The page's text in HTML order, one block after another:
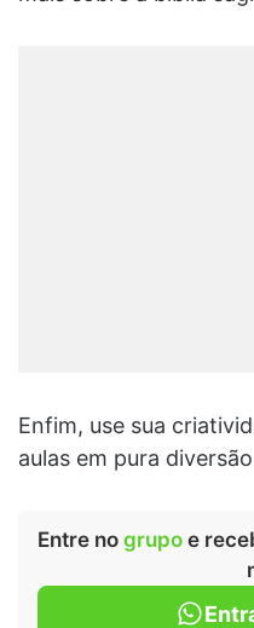
Enfim, use sua
aulas em pura
Entre no grupo e